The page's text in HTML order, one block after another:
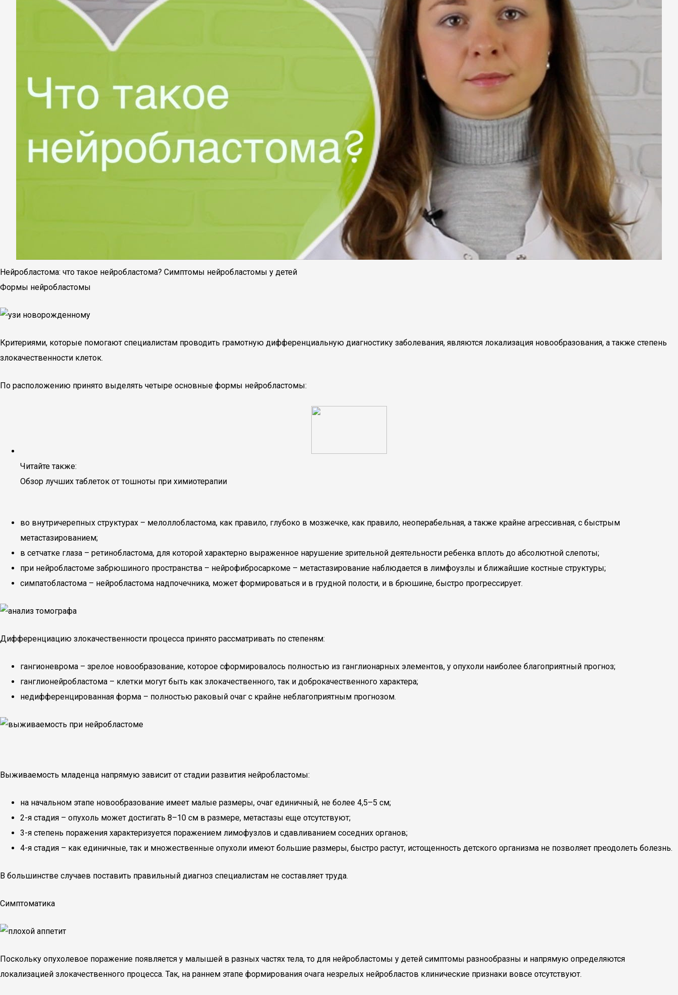
Нейробластома: что такое нейробластома? Симптомы нейробластомы у детей
Формы нейробластомы
Критериями, которые помогают специалистам проводить грамотную дифференциальную диагностику заболевания, являются локализация новообразования, а также степень
злокачественности клеток.
По расположению принято выделять четыре основные формы нейробластомы:
Читайте также:
Обзор лучших таблеток от тошноты при химиотерапии
во внутричерепных структурах – мелоллобластома, как правило, глубоко в мозжечке, как правило, неоперабельная, а также крайне агрессивная, с быстрым
метастазированием;
в сетчатке глаза – ретинобластома, для которой характерно выраженное нарушение зрительной деятельности ребенка вплоть до абсолютной слепоты;
при нейробластоме забрюшиного пространства – нейрофибросаркоме – метастазирование наблюдается в лимфоузлы и ближайшие костные структуры;
симпатобластома – нейробластома надпочечника, может формироваться и в грудной полости, и в брюшине, быстро прогрессирует.
Дифференциацию злокачественности процесса принято рассматривать по степеням:
гангионеврома – зрелое новообразование, которое сформировалось полностью из ганглионарных элементов, у опухоли наиболее благоприятный прогноз;
ганглионейробластома – клетки могут быть как злокачественного, так и доброкачественного характера;
недифференцированная форма – полностью раковый очаг с крайне неблагоприятным прогнозом.
Выживаемость младенца напрямую зависит от стадии развития нейробластомы:
на начальном этапе новообразование имеет малые размеры, очаг единичный, не более 4,5–5 см;
2-я стадия – опухоль может достигать 8–10 см в размере, метастазы еще отсутствуют;
3-я степень поражения характеризуется поражением лимофузлов и сдавливанием соседних органов;
4-я стадия – как единичные, так и множественные опухоли имеют большие размеры, быстро растут, истощенность детского организма не позволяет преодолеть болезнь.
В большинстве случаев поставить правильный диагноз специалистам не составляет труда.
Симптоматика
Поскольку опухолевое поражение появляется у малышей в разных частях тела, то для нейробластомы у детей симптомы разнообразны и напрямую определяются
локализацией злокачественного процесса. Так, на раннем этапе формирования очага незрелых нейробластов клинические признаки вовсе отсутствуют.